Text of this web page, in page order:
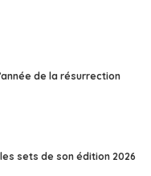
de la résurrection
sets de son édition 2026